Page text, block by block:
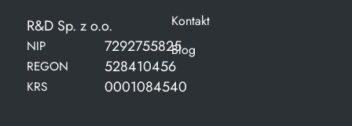
R&D Sp. z o.o.
NIP 7292755825
REGON 528410456
KRS 0001084540
Kontakt
Blog